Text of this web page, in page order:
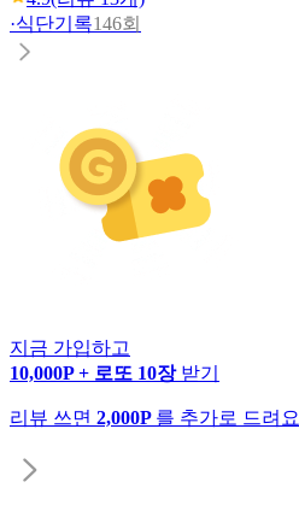
·식단기록146회
지금 가입하고
10,000P + 로또 10장 받기
리뷰 쓰면 2,000P 를 추가로 드려요